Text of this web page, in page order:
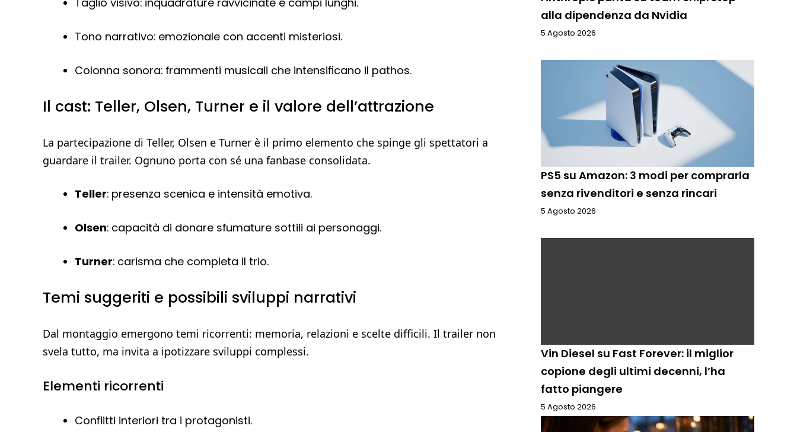
Tono narrativo: emozionale con accenti misteriosi.
Colonna sonora: frammenti musicali che intensificano il pathos.
Il cast: Teller, Olsen, Turner e il valore dell’attrazione
La partecipazione di Teller, Olsen e Turner è il primo elemento che spinge gli spettatori a
guardare il trailer. Ognuno porta con sé una fanbase consolidata.
Teller: presenza scenica e intensità emotiva.
Olsen: capacità di donare sfumature sottili ai personaggi.
Turner: carisma che completa il trio.
Temi suggeriti e possibili sviluppi narrativi
Dal montaggio emergono temi ricorrenti: memoria, relazioni e scelte difficili. Il trailer non
svela tutto, ma invita a ipotizzare sviluppi complessi.
Elementi ricorrenti
Conflitti interiori tra i protagonisti.
alla dipendenza da Nvidia
5 Agosto 2026
PS5 su Amazon: 3 modi per comprarla
senza rivenditori e senza rincari
5 Agosto 2026
Vin Diesel su Fast Forever: il miglior
copione degli ultimi decenni, l’ha
fatto piangere
5 Agosto 2026